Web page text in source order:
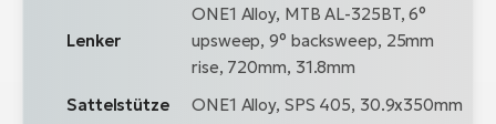
Lenker
ONE1 Alloy, MTB AL-325BT, 6°
upsweep, 9° backsweep, 25mm
rise, 720mm, 31.8mm
Sattelstütze
ONE1 Alloy, SPS 405, 30.9x350mm